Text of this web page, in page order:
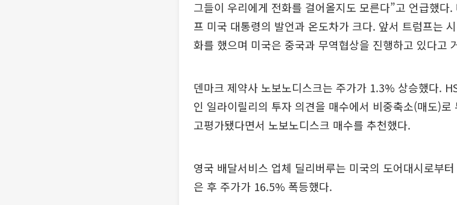
그들이 우리에게 전화를 걸어올지도 모른다”고 언급했다
프 미국 대통령의 발언과 온도차가 크다. 앞서 트럼프는
화를 했으며 미국은 중국과 무역협상을 진행하고 있다고
덴마크 제약사 노보노디스크는 주가가 1.3% 상승했다.
인 일라이릴리의 투자 의견을 매수에서 비중축소(매도)
고평가됐다면서 노보노디스크 매수를 추천했다.
영국 배달서비스 업체 딜리버루는 미국의 도어대시로부
은 후 주가가 16.5% 폭등했다.